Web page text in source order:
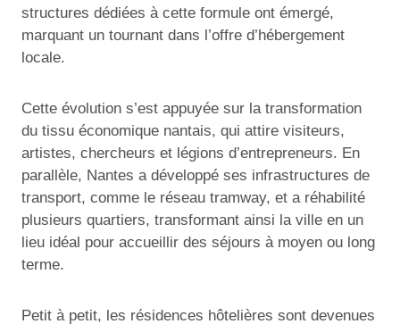
structures dédiées à cette formule ont émergé,
marquant un tournant dans l’offre d’hébergement
locale.
Cette évolution s’est appuyée sur la transformation
du tissu économique nantais, qui attire visiteurs,
artistes, chercheurs et légions d’entrepreneurs. En
parallèle, Nantes a développé ses infrastructures de
transport, comme le réseau tramway, et a réhabilité
plusieurs quartiers, transformant ainsi la ville en un
lieu idéal pour accueillir des séjours à moyen ou long
terme.
Petit à petit, les résidences hôtelières sont devenues